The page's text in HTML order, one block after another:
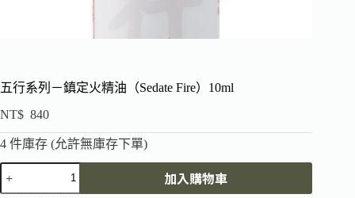
五行系列－鎮定火精油（Sedate Fire）10ml
NT$ 840
4 件庫存 (允許無庫存下單)
加入購物車